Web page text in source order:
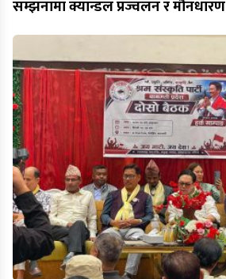
सम्झनामा क्यान्डल प्रज्वलन र मौनधारण